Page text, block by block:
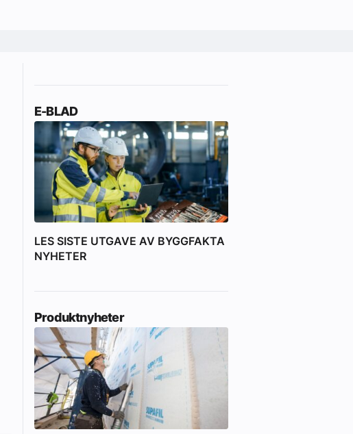
E-BLAD
LES SISTE UTGAVE AV BYGGFAKTA
NYHETER
Produktnyheter